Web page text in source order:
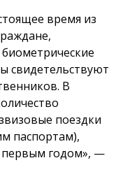
время из
свидетельствуют
В
поездки
паспортам),
первым годом», —